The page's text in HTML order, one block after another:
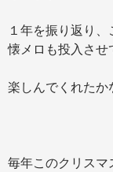
１年を振り返り
懐メロも投入させ
楽しんでくれたか
毎年このクリス